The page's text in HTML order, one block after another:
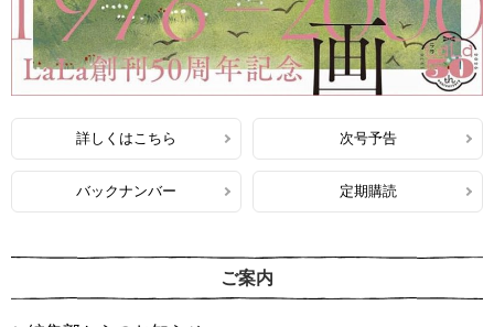
詳しくはこちら 次号予告
バックナンバー 定期購読
ご案内